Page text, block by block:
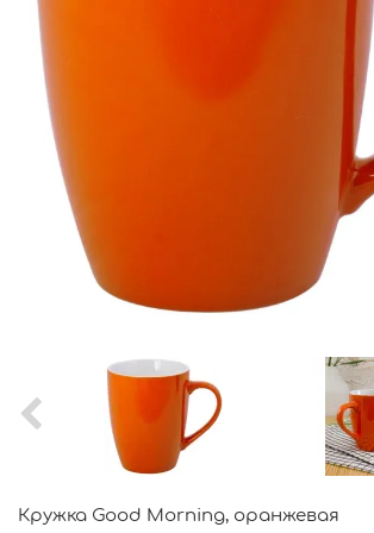
Кружка Good Morning, оранжевая